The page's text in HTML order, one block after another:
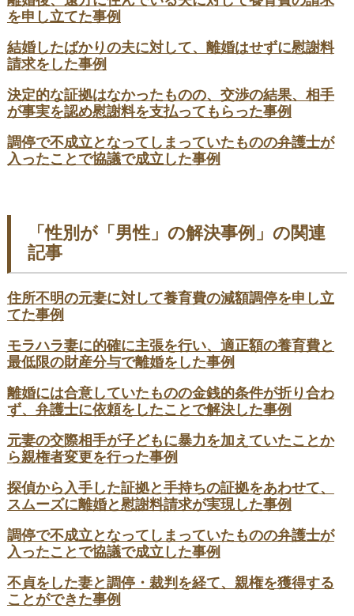
を申し立てた事例
結婚したばかりの夫に対して、離婚はせずに慰謝料
請求をした事例
決定的な証拠はなかったものの、交渉の結果、相手
が事実を認め慰謝料を支払ってもらった事例
調停で不成立となってしまっていたものの弁護士が
入ったことで協議で成立した事例
「性別が「男性」の解決事例」の関連
記事
住所不明の元妻に対して養育費の減額調停を申し立
てた事例
モラハラ妻に的確に主張を行い、適正額の養育費と
最低限の財産分与で離婚をした事例
離婚には合意していたものの金銭的条件が折り合わ
ず、弁護士に依頼をしたことで解決した事例
元妻の交際相手が子どもに暴力を加えていたことか
ら親権者変更を行った事例
探偵から入手した証拠と手持ちの証拠をあわせて、
スムーズに離婚と慰謝料請求が実現した事例
調停で不成立となってしまっていたものの弁護士が
入ったことで協議で成立した事例
不貞をした妻と調停・裁判を経て、親権を獲得する
ことができた事例